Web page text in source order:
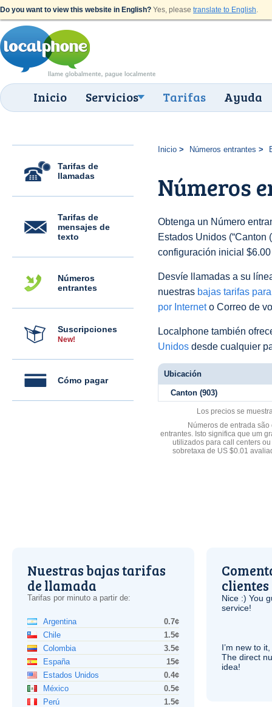
Do you want to view this website in English? Yes, please translate to English.
Inicio Servicios Tarifas Ayuda
Tarifas de
llamadas
Tarifas de
mensajes de
texto
Números
entrantes
Suscripciones
New!
Cómo pagar
Inicio Números entrantes
Números
Obtenga un Número
Estados Unidos (“Canton
configuración inicial
Desvíe llamadas a su
nuestras bajas tarifas
por Interneto Correo de
Localphone también
Unidos desde cualquier
Ubicación
Canton (903)
Los precios se
Números de entrada
entrantes. Isto significa que um
utilizados para call centers
sobretaxa de US $0.01
Nuestras bajas tarifas
de llamada
Tarifas por minuto a partir de:
Argentina
0.7¢
Chile
1.5¢
Colombia
3.5¢
España
15¢
Estados Unidos
0.4¢
México
0.5¢
Perú
1.5¢
clientes
Nice :) You
service!
I’m new to
The direct
idea!